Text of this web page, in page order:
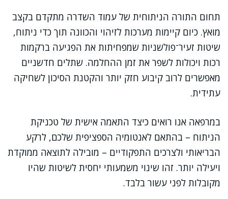
תחום התורה הניתוחית של עמוד השדרה מתקדם בקצב
מואץ. כיום קיימות מערכות לזיהוי והכוונה תוך כדי ניתוח,
שיטות זעיר־פולשניות שמפחיתות את הפגיעה ברקמות
רכות ויכולות לשפר את זמן ההחלמה. שתלים חדשניים
מאפשרים לרוב קיבוע חזק יותר והקטנת הסיכון לשחיקה
עתידית.
במרפאה אנו רואים כיצד התאמה אישית של טכניקת
הניתוח – בהתאם לאנטומיה הספציפית שלכם, לרקע
הבריאותי ולצרכים התפקודיים – מובילה לתוצאה ממוקדת
ויעילה יותר. זהו שינוי משמעותי יחסית לשיטות שהיו
מקובלות לפני עשור בלבד.